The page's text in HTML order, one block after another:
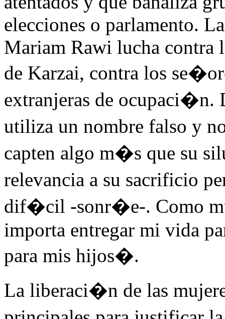
elecciones o parlamento.
Mariam Rawi lucha contra
de Karzai, contra los
extranjeras de ocupaci�n.
utiliza un nombre falso y
capten algo m�s que su
relevancia a su sacrificio
dif�cil -sonr�e-. Como
importa entregar mi vida
para mis hijos�.
La liberaci�n de las